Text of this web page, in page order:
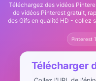
Téléchargez des vidéos
de vidéos Pinterest gratuit,
des Gifs en qualité HD - collez
Pinterest
Télécharger